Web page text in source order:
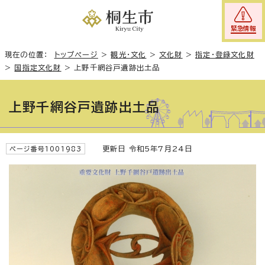
緊急情報
現在の位置： トップページ >観光・文化 >文化財 >指定・登録文化財
>
国指定文化財 > 上野千網谷戸遺跡出土品
上野千網谷戸遺跡出土品
ページ番号1001983 更新日 令和5年7月24日